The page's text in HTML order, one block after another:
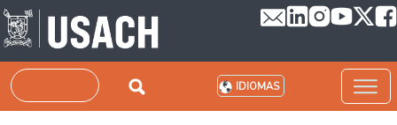
Pasar al contenido principal
Buscar IDIOMAS